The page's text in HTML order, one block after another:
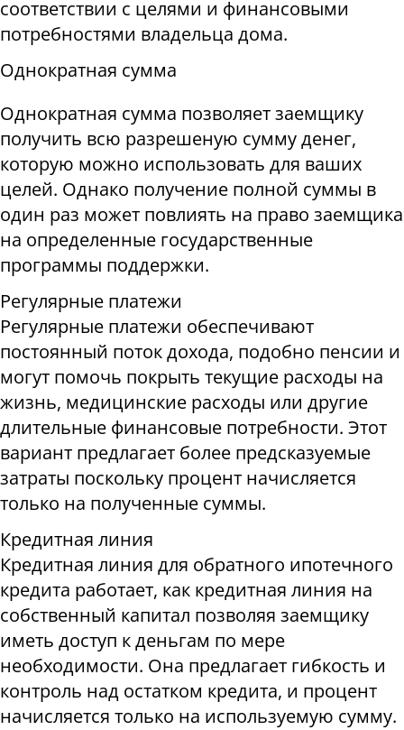
соответствии с целями и финансовыми
потребностями владельца дома.
Однократная сумма
Однократная сумма позволяет заемщику
получить всю разрешеную сумму денег,
которую можно использовать для ваших
целей. Однако получение полной суммы в
один раз может повлиять на право заемщика
на определенные государственные
программы поддержки.
Регулярные платежи
Регулярные платежи обеспечивают
постоянный поток дохода, подобно пенсии и
могут помочь покрыть текущие расходы на
жизнь, медицинские расходы или другие
длительные финансовые потребности. Этот
вариант предлагает более предсказуемые
затраты поскольку процент начисляется
только на полученные суммы.
Кредитная линия
Кредитная линия для обратного ипотечного
кредита работает, как кредитная линия на
собственный капитал позволяя заемщику
иметь доступ к деньгам по мере
необходимости. Она предлагает гибкость и
контроль над остатком кредита, и процент
начисляется только на используемую сумму.